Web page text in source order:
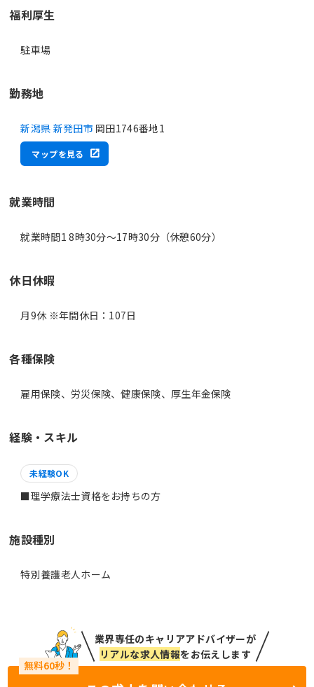
福利厚生
駐車場
勤務地
新潟県 新発田市 岡田1746番地1
マップを見る
就業時間
就業時間1 8時30分〜17時30分（休憩60分）
休日休暇
月9休 ※年間休日：107日
各種保険
雇用保険、労災保険、健康保険、厚生年金保険
経験・スキル
未経験OK
■理学療法士資格をお持ちの方
施設種別
特別養護老人ホーム
業界専任のキャリアアドバイザーが
リアルな求人情報をお伝えします